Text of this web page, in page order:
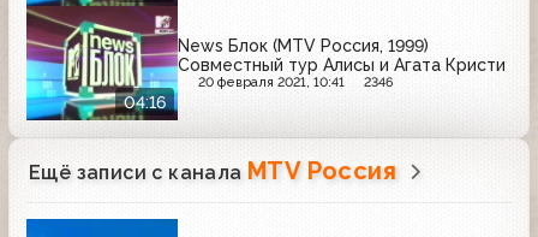
04:16
News Блок (MTV Россия, 1999)
Совместный тур Алисы и Агата Кристи
20 февраля 2021, 10:41 2346
Ещё записи с канала MTV Россия